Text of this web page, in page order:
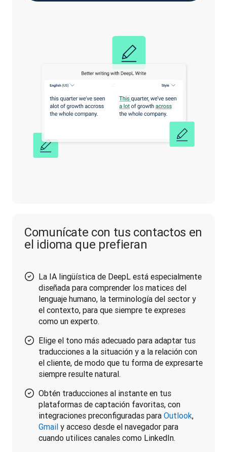
Comunícate con tus contactos en
el idioma que prefieran
La IA lingüística de DeepL está especialmente
diseñada para comprender los matices del
lenguaje humano, la terminología del sector y
el contexto, para que siempre te expreses
como un experto.
Elige el tono más adecuado para adaptar tus
traducciones a la situación y a la relación con
el cliente, de modo que tu forma de expresarte
siempre resulte natural.
Obtén traducciones al instante en tus
plataformas de captación favoritas, con
integraciones preconfiguradas para Outlook,
Gmail y acceso desde el navegador para
cuando utilices canales como LinkedIn.